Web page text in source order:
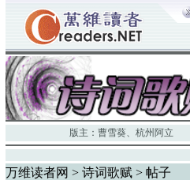
版主： 曹雪葵、 杭州阿立
万维读者网 > 诗词歌赋 > 帖子